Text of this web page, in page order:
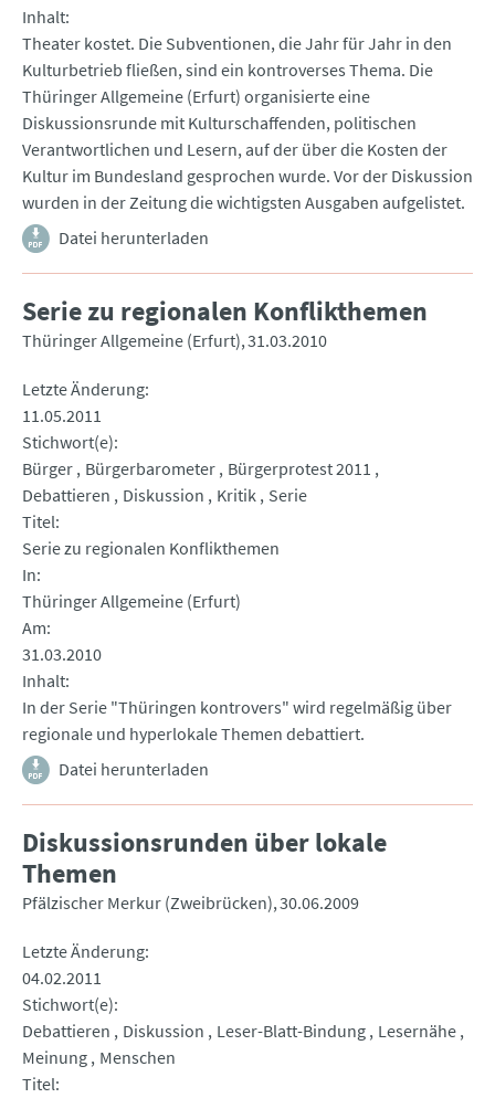
Inhalt
Theater kostet. Die Subventionen, die Jahr für Jahr in den
Kulturbetrieb fließen, sind ein kontroverses Thema. Die
Thüringer Allgemeine (Erfurt) organisierte eine
Diskussionsrunde mit Kulturschaffenden, politischen
Verantwortlichen und Lesern, auf der über die Kosten der
Kultur im Bundesland gesprochen wurde. Vor der Diskussion
wurden in der Zeitung die wichtigsten Ausgaben aufgelistet.
Datei herunterladen
Serie zu regionalen Konflikthemen
Thüringer Allgemeine (Erfurt) 31.03.2010
Letzte Änderung
11.05.2011
Stichwort(e)
Bürger Bürgerbarometer Bürgerprotest 2011
Debattieren
Diskussion Kritik Serie
Titel
Serie zu regionalen Konflikthemen
In
Thüringer Allgemeine (Erfurt)
Am
31.03.2010
Inhalt
In der Serie "Thüringen kontrovers" wird regelmäßig über
regionale und hyperlokale Themen debattiert.
Datei herunterladen
Diskussionsrunden über lokale
Themen
Pfälzischer Merkur (Zweibrücken) 30.06.2009
Letzte Änderung
04.02.2011
Stichwort(e)
Debattieren
Diskussion Leser-Blatt-Bindung Lesernähe
Meinung Menschen
Titel